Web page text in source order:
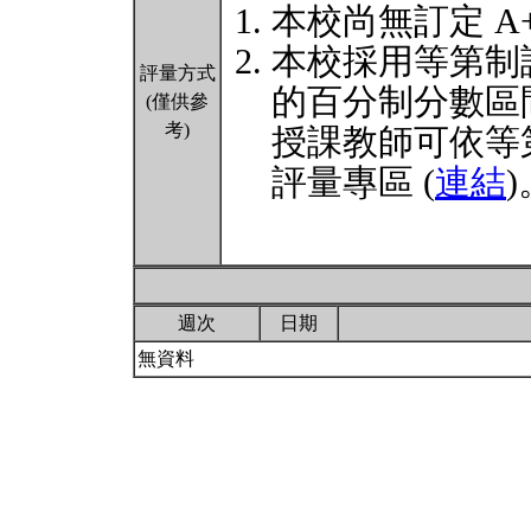
評量方式
(僅供參
考)
本校尚無訂定
本校採用等第
的百分制分數
授課教師可依
評量專區 (連結)
週次
日期
無資料